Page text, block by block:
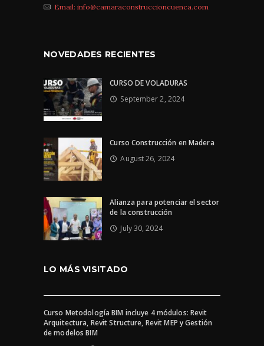
Email: info@camaraconstruccioncuenca.com
NOVEDADES RECIENTES
CURSO DE VOLADURAS
September 2, 2024
Curso Construcción en Madera
August 26, 2024
Alianza para potenciar el sector
de la construcción
July 30, 2024
LO MÁS VISITADO
Curso Metodología BIM incluye 4 módulos: Revit
Arquitectura, Revit Structure, Revit MEP y Gestión
de modelos BIM